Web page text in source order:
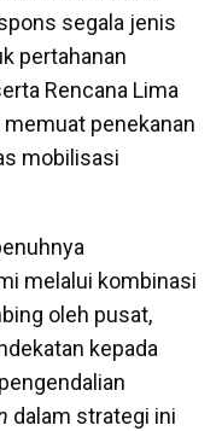
segala jenis
pertahanan
Rencana Lima
memuat penekanan
mobilisasi
melalui kombinasi
oleh pusat,
kepada
dalam strategi ini